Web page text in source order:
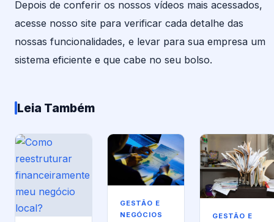
Depois de conferir os nossos vídeos mais acessados,
acesse nosso site para verificar cada detalhe das
nossas funcionalidades, e levar para sua empresa um
sistema eficiente e que cabe no seu bolso.
Leia Também
GESTÃO E
NEGÓCIOS
GESTÃO E